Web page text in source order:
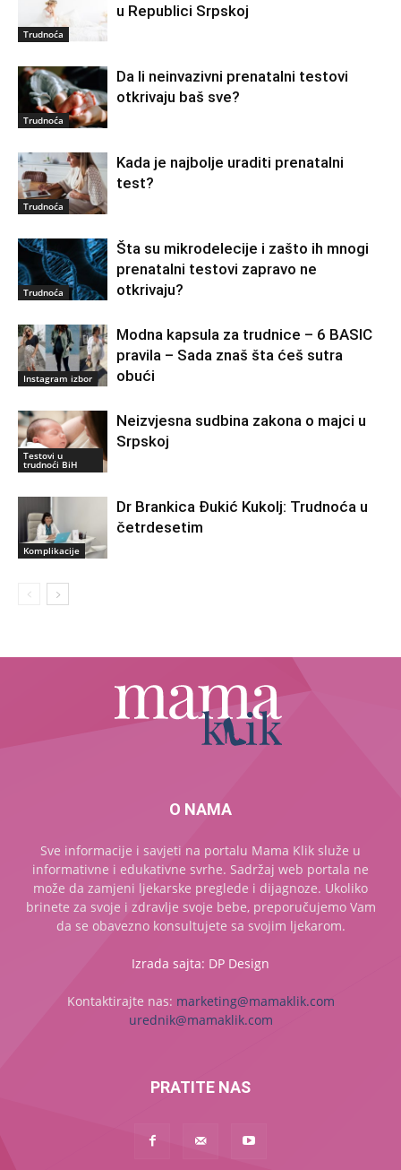
Trudnoća
u Republici Srpskoj
Trudnoća
Da li neinvazivni prenatalni testovi
otkrivaju baš sve?
Trudnoća
Kada je najbolje uraditi prenatalni
test?
Trudnoća
Šta su mikrodelecije i zašto ih mnogi
prenatalni testovi zapravo ne
otkrivaju?
Instagram izbor
Modna kapsula za trudnice – 6 BASIC
pravila – Sada znaš šta ćeš sutra
obući
Testovi u
trudnoći BiH
Neizvjesna sudbina zakona o majci u
Srpskoj
Komplikacije
Dr Brankica Đukić Kukolj: Trudnoća u
četrdesetim
O NAMA
Sve informacije i savjeti na portalu Mama Klik služe u
informativne i edukativne svrhe. Sadržaj web portala ne
može da zamjeni ljekarske preglede i dijagnoze. Ukoliko
brinete za svoje i zdravlje svoje bebe, preporučujemo Vam
da se obavezno konsultujete sa svojim ljekarom.
Izrada sajta: DP Design
Kontaktirajte nas: marketing@mamaklik.com
urednik@mamaklik.com
PRATITE NAS